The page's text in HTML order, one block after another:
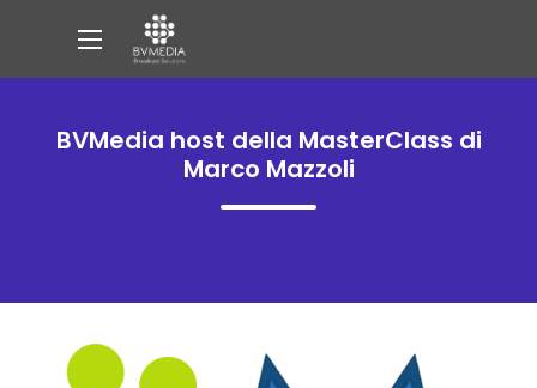
BVMedia host della MasterClass di
Marco Mazzoli